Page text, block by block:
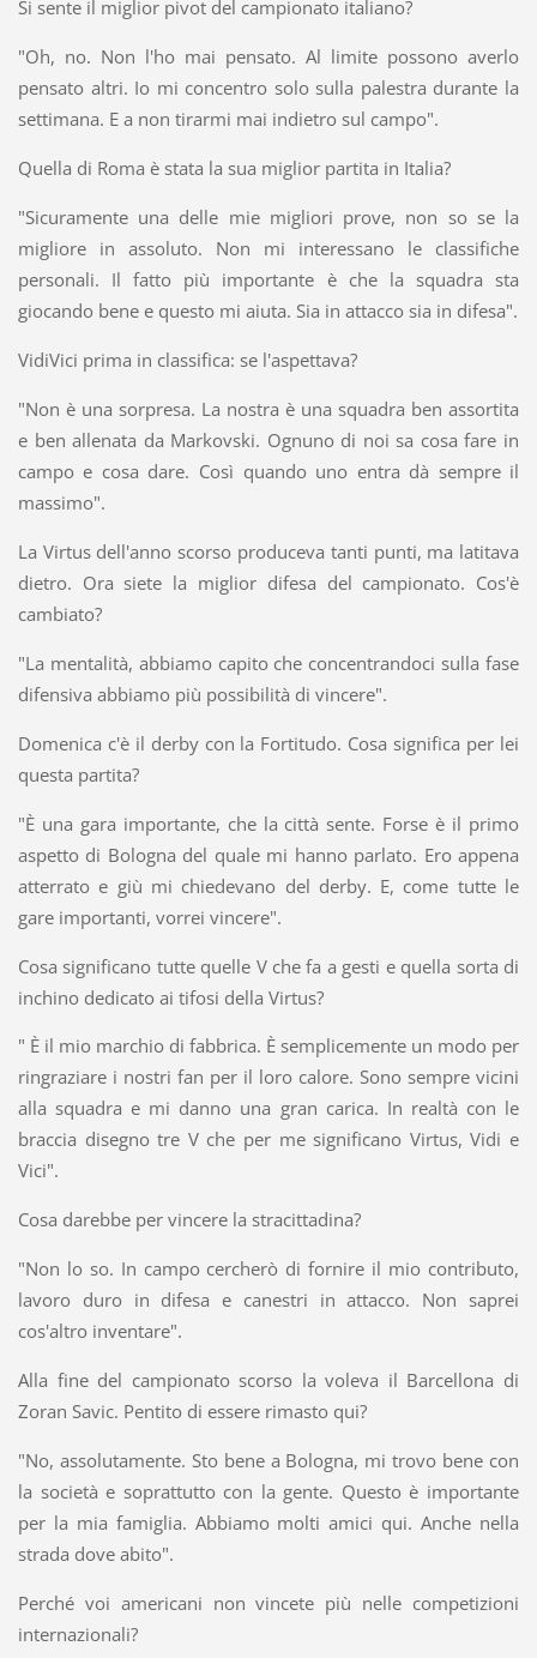
Si sente il miglior pivot del campionato italiano?
"Oh, no. Non l'ho mai pensato. Al limite possono averlo
pensato altri. Io mi concentro solo sulla palestra durante la
settimana. E a non tirarmi mai indietro sul campo".
Quella di Roma è stata la sua miglior partita in Italia?
"Sicuramente una delle mie migliori prove, non so se la
migliore in assoluto. Non mi interessano le classifiche
personali. Il fatto più importante è che la squadra sta
giocando bene e questo mi aiuta. Sia in attacco sia in difesa".
VidiVici prima in classifica: se l'aspettava?
"Non è una sorpresa. La nostra è una squadra ben assortita
e ben allenata da Markovski. Ognuno di noi sa cosa fare in
campo e cosa dare. Così quando uno entra dà sempre il
massimo".
La Virtus dell'anno scorso produceva tanti punti, ma latitava
dietro. Ora siete la miglior difesa del campionato. Cos'è
cambiato?
"La mentalità, abbiamo capito che concentrandoci sulla fase
difensiva abbiamo più possibilità di vincere".
Domenica c'è il derby con la Fortitudo. Cosa significa per lei
questa partita?
"È una gara importante, che la città sente. Forse è il primo
aspetto di Bologna del quale mi hanno parlato. Ero appena
atterrato e giù mi chiedevano del derby. E, come tutte le
gare importanti, vorrei vincere".
Cosa significano tutte quelle V che fa a gesti e quella sorta di
inchino dedicato ai tifosi della Virtus?
" È il mio marchio di fabbrica. È semplicemente un modo per
ringraziare i nostri fan per il loro calore. Sono sempre vicini
alla squadra e mi danno una gran carica. In realtà con le
braccia disegno tre V che per me significano Virtus, Vidi e
Vici".
Cosa darebbe per vincere la stracittadina?
"Non lo so. In campo cercherò di fornire il mio contributo,
lavoro duro in difesa e canestri in attacco. Non saprei
cos'altro inventare".
Alla fine del campionato scorso la voleva il Barcellona di
Zoran Savic. Pentito di essere rimasto qui?
"No, assolutamente. Sto bene a Bologna, mi trovo bene con
la società e soprattutto con la gente. Questo è importante
per la mia famiglia. Abbiamo molti amici qui. Anche nella
strada dove abito".
Perché voi americani non vincete più nelle competizioni
internazionali?